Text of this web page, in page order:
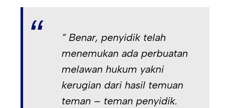
“ Benar, penyidik telah
menemukan ada perbuatan
melawan hukum yakni
kerugian dari hasil temuan
teman – teman penyidik.